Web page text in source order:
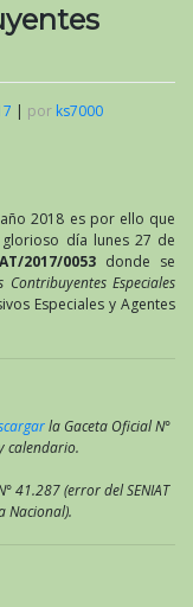
| por ks7000
2018 es por ello que
día lunes 27 de
2017/0053 donde se
Especiales
Especiales y Agentes
la Gaceta Oficial N°
calendario.
41.287 (error del SENIAT
Nacional).